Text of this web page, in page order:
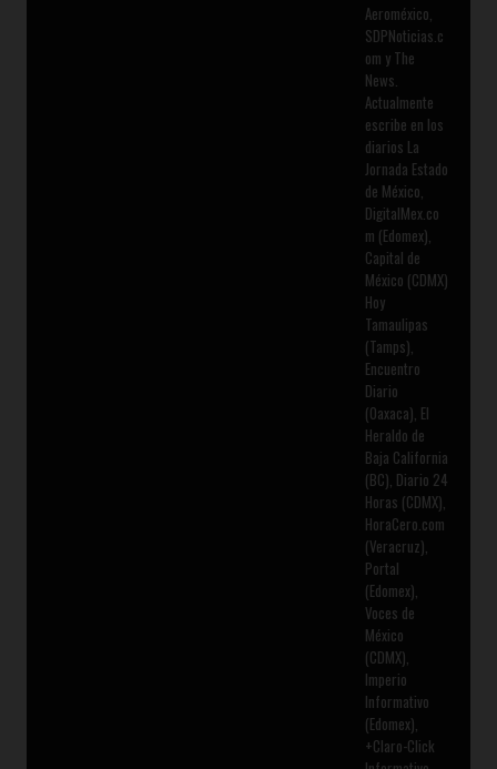
Aeroméxico,
SDPNoticias.c
om y The
News.
Actualmente
escribe en los
diarios La
Jornada Estado
de México,
DigitalMex.co
m (Edomex),
Capital de
México (CDMX)
Hoy
Tamaulipas
(Tamps),
Encuentro
Diario
(Oaxaca), El
Heraldo de
Baja California
(BC), Diario 24
Horas (CDMX),
HoraCero.com
(Veracruz),
Portal
(Edomex),
Voces de
México
(CDMX),
Imperio
Informativo
(Edomex),
+Claro-Click